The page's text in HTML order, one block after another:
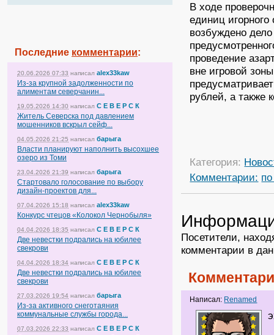
Последние комментарии:
20.06.2026 07:33 написал alex33kaw
Из-за крупной задолженности по
алиментам северчанин...
19.05.2026 14:30 написал С Е В Е Р С К
Житель Северска под давлением
мошенников вскрыл сейф...
04.05.2026 21:25 написал барыга
Власти планируют наполнить высохшее
озеро из Томи
23.04.2026 21:39 написал барыга
Стартовало голосование по выбору
дизайн-проектов для...
07.04.2026 15:18 написал alex33kaw
Конкурс чтецов «Колокол Чернобыля»
04.04.2026 18:35 написал С Е В Е Р С К
Две невестки подрались на юбилее
свекрови
04.04.2026 18:34 написал С Е В Е Р С К
Две невестки подрались на юбилее
свекрови
27.03.2026 19:54 написал барыга
Из-за активного снеготаяния
коммунальные службы города...
07.03.2026 22:33 написал С Е В Е Р С К
В ходе
единиц
возбуждено
проведение
вне игровой
рублей, а также
Категория:
Комментарии:
Посетители,
комментарии в
Написал: Renamed